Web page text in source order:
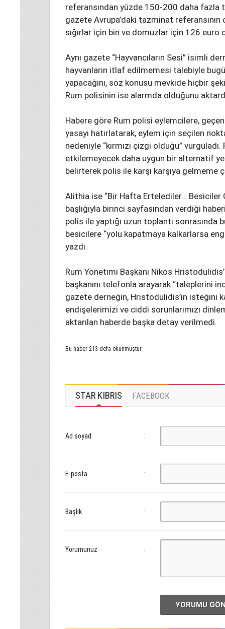
referansından yüzde 150-200 daha
gazete Avrupa’daki tazminat
sığırlar için bin ve domuzlar için 126
Aynı gazete “Hayvancıların Sesi” isimli
hayvanların itlaf edilmemesi talebiyle
yapacağını, söz konusu mevkide hiçbir
Rum polisinin ise alarmda olduğunu
Habere göre Rum polisi eylemcilere,
yasayı hatırlatarak, eylem için seçilen
nedeniyle “kırmızı çizgi olduğu”
etkilemeyecek daha uygun bir alternatif
belirterek polis ile karşı karşıya gelmeme
Alithia ise “Bir Hafta Ertelediler… Besiciler
başlığıyla birinci sayfasından verdiği
polis ile yaptığı uzun toplantı
besicilere “yolu kapatmaya kalkarlarsa
yazdı.
Rum Yönetimi Başkanı Nikos
başkanını telefonla arayarak “taleplerini
gazete derneğin, Hristodulidis’in isteğini
endişelerimizi ve ciddi sorunlarımızı
aktarılan haberde başka detay verilmedi.
Bu haber 213 defa okunmuştur
STAR KIBRIS FACEBOOK
Ad soyad :
E-posta :
Başlık :
Yorumunuz :
YORUMU